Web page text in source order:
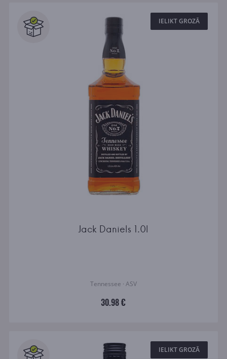
IELIKT GROZĀ
Jack Daniels 1.0l
Tennessee · ASV
30.98 €
IELIKT GROZĀ